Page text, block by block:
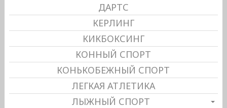
ДАРТС
КЕРЛИНГ
КИКБОКСИНГ
КОННЫЙ СПОРТ
КОНЬКОБЕЖНЫЙ СПОРТ
ЛЕГКАЯ АТЛЕТИКА
ЛЫЖНЫЙ СПОРТ